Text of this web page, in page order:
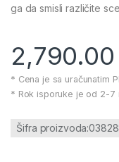
ga da smisli različite
2,790.00
* Cena je sa uračunatim
* Rok isporuke je od 2-7
Šifra